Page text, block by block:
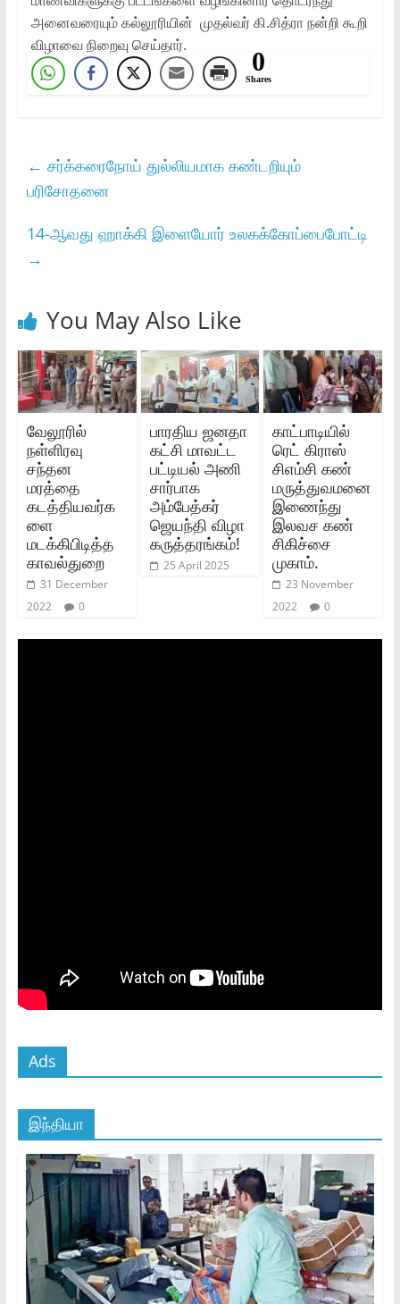
அனைவரையும் கல்லூரியின் முதல்வர் கி.சித்ரா நன்றி கூறி
விழாவை நிறைவு செய்தார்.
0
Shares
← சர்க்கரைநோய் துல்லியமாக கண்டறியும்
பரிசோதனை
14-ஆவது ஹாக்கி இளையோர் உலகக்கோப்பைபோட்டி
→
You May Also Like
வேலூரில்
நள்ளிரவு
சந்தன
மரத்தை
கடத்தியவர்க
ளை
மடக்கிபிடித்த
காவல்துறை
31 December
2022
0
பாரதிய ஜனதா
கட்சி மாவட்ட
பட்டியல் அணி
சார்பாக
அம்பேத்கர்
ஜெயந்தி விழா
கருத்தரங்கம்!
25 April 2025
காட்பாடியில்
ரெட் கிராஸ்
சிஎம்சி கண்
மருத்துவமனை
இணைந்து
இலவச கண்
சிகிச்சை
முகாம்.
23 November
2022
0
Ads
இந்தியா